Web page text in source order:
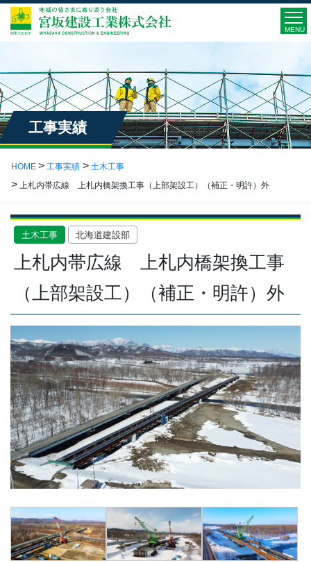
MENU
工事実績
HOME 工事実績
土木工事
上札内帯広線 上札内橋架換工事（上部架設工）（補正・明許）外
土木工事 北海道建設部
上札内帯広線 上札内橋架換工事
（上部架設工）（補正・明許）外